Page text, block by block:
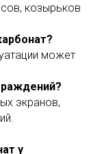
козырьков
может
экранов,
у